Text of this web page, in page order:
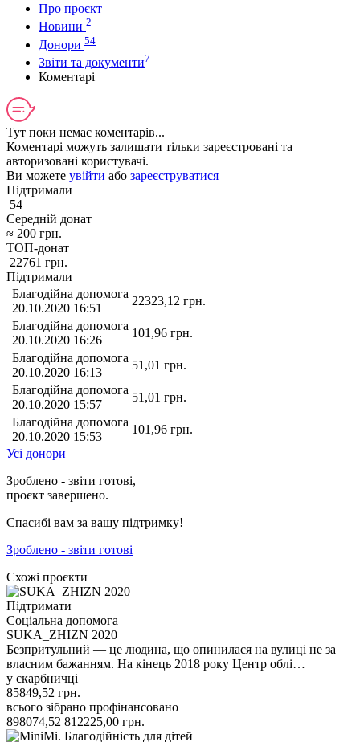
Про проєкт
Новини 2
Донори 54
Звіти та документи7
Коментарі
Тут поки немає коментарів...
Коментарі можуть залишати тільки зареєстровані та
авторизовані користувачі.
Ви можете увійти або зареєструватися
Підтримали
54
Середній донат
≈ 200 грн.
ТОП-донат
22761 грн.
Підтримали
Благодійна допомога
20.10.2020 16:51
22323,12 грн.
Благодійна допомога
20.10.2020 16:26
101,96 грн.
Благодійна допомога
20.10.2020 16:13
51,01 грн.
Благодійна допомога
20.10.2020 15:57
51,01 грн.
Благодійна допомога
20.10.2020 15:53
101,96 грн.
Усі донори
Зроблено - звіти готові,
проєкт завершено.
Спасибі вам за вашу підтримку!
Зроблено - звіти готові
Схожі проєкти
Підтримати
Соціальна допомога
SUKA_ZHIZN 2020
Безпритульний — це людина, що опинилася на вулиці не за
власним бажанням. На кінець 2018 року Центр облі…
у скарбничці
85849,52 грн.
всього зібрано профінансовано
898074,52 812225,00 грн.